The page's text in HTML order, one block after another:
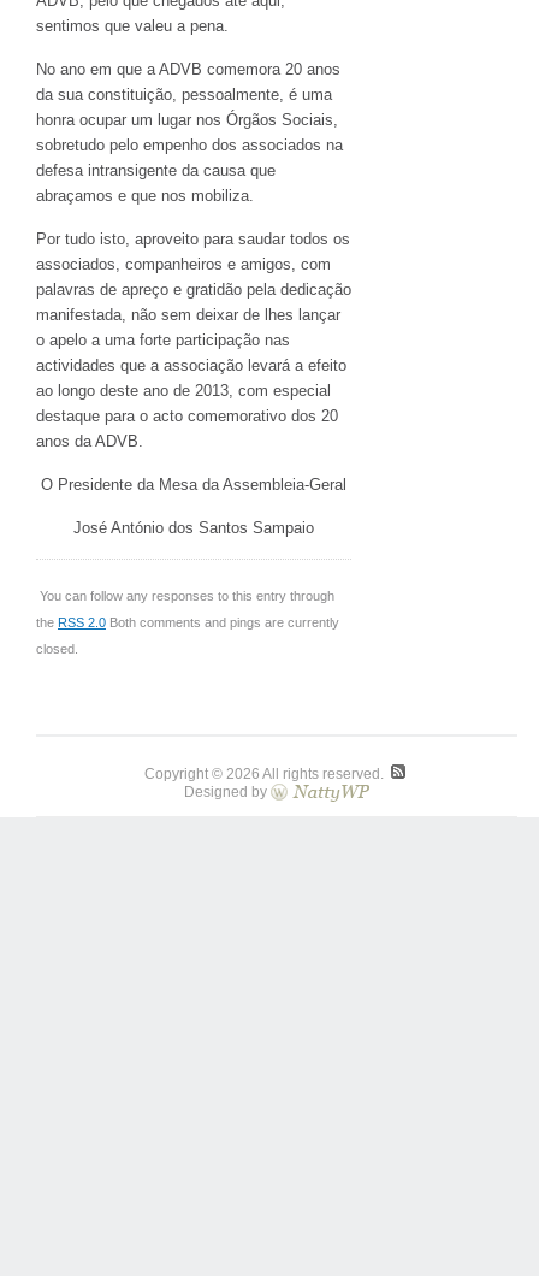
sentimos que valeu a pena.
No ano em que a ADVB comemora 20 anos
da sua constituição, pessoalmente, é uma
honra ocupar um lugar nos Órgãos Sociais,
sobretudo pelo empenho dos associados na
defesa intransigente da causa que
abraçamos e que nos mobiliza.
Por tudo isto, aproveito para saudar todos os
associados, companheiros e amigos, com
palavras de apreço e gratidão pela dedicação
manifestada, não sem deixar de lhes lançar
o apelo a uma forte participação nas
actividades que a associação levará a efeito
ao longo deste ano de 2013, com especial
destaque para o acto comemorativo dos 20
anos da ADVB.
O Presidente da Mesa da Assembleia-Geral
José António dos Santos Sampaio
You can follow any responses to this entry through
the RSS 2.0 Both comments and pings are currently
closed.
Copyright © 2026 All rights reserved.
Designed by